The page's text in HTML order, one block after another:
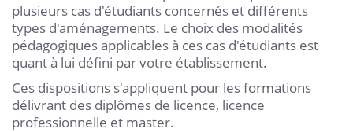
plusieurs cas d'étudiants concernés et différents
types d'aménagements. Le choix des modalités
pédagogiques applicables à ces cas d'étudiants est
quant à lui défini par votre établissement.
Ces dispositions s'appliquent pour les formations
délivrant des diplômes de licence, licence
professionnelle et master.